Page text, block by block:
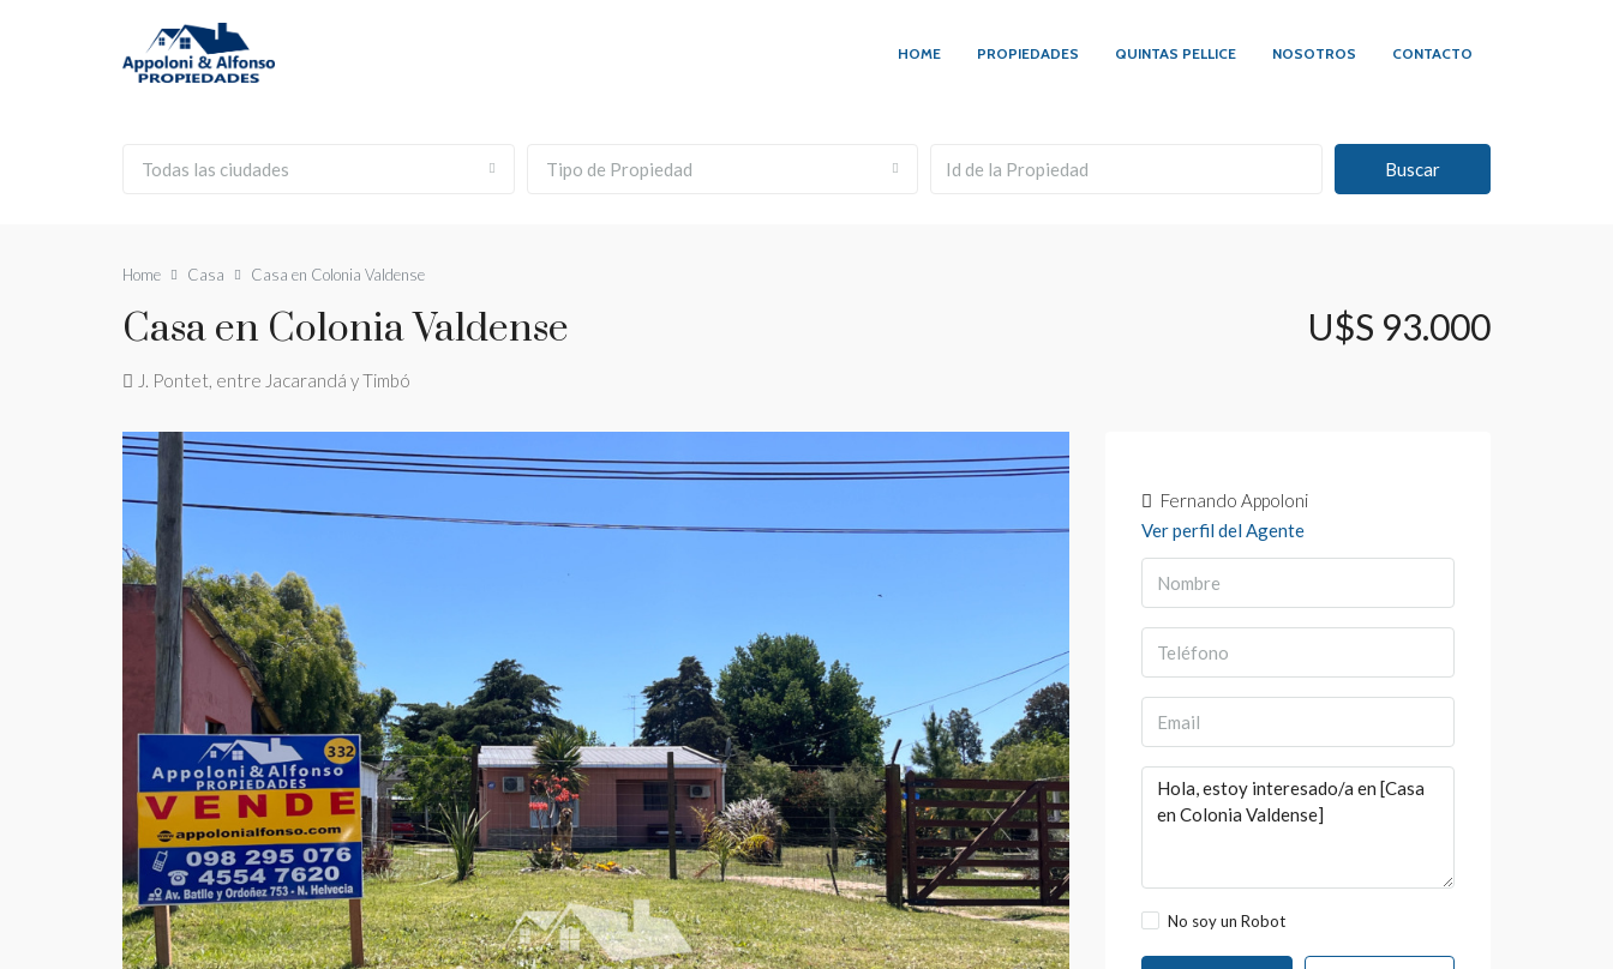
HOME PROPIEDADES QUINTAS PELLICE NOSOTROS CONTACTO
Todas las ciudades Tipo de Propiedad Buscar
Home Casa Casa en Colonia Valdense
Casa en Colonia Valdense U$S 93.000
J. Pontet, entre Jacarandá y Timbó
Fernando Appoloni
Ver perfil del Agente
No soy un Robot